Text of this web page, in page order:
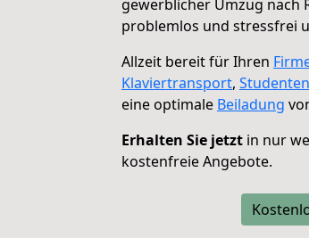
gewerblicher Umzug nach
problemlos und stressfrei
Allzeit bereit für Ihren
Klaviertransport,
eine optimale Beiladung
Erhalten Sie jetzt in nur
kostenfreie Angebote.